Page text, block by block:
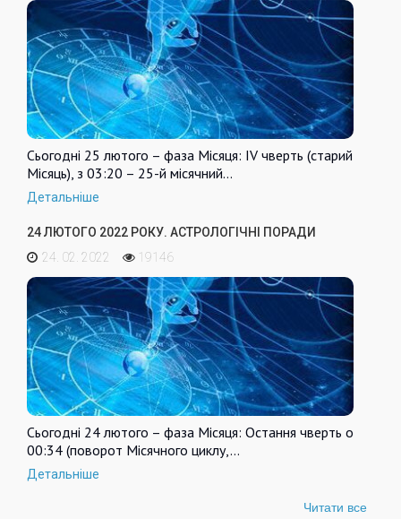
Сьогодні 25 лютого – фаза Місяця: IV чверть (старий
Місяць), з 03:20 – 25-й місячний…
Детальніше
24 ЛЮТОГО 2022 РОКУ. АСТРОЛОГІЧНІ ПОРАДИ
24. 02. 2022
19146
Сьогодні 24 лютого – фаза Місяця: Остання чверть о
00:34 (поворот Місячного циклу,…
Детальніше
Читати все